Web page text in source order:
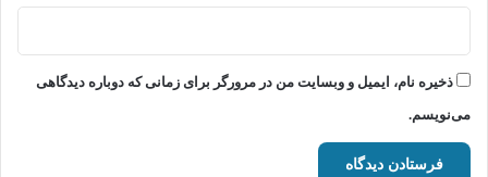
ذخیره نام، ایمیل و وبسایت من در مرورگر برای زمانی که دوباره دیدگاهی
می‌نویسم.